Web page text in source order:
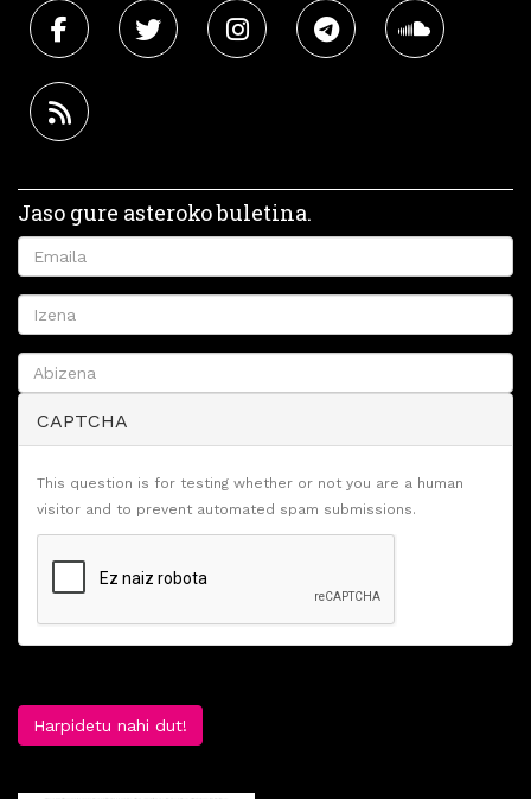
Jaso gure asteroko buletina.
CAPTCHA
This question is for testing whether or not you are a human
visitor and to prevent automated spam submissions.
Harpidetu nahi dut!